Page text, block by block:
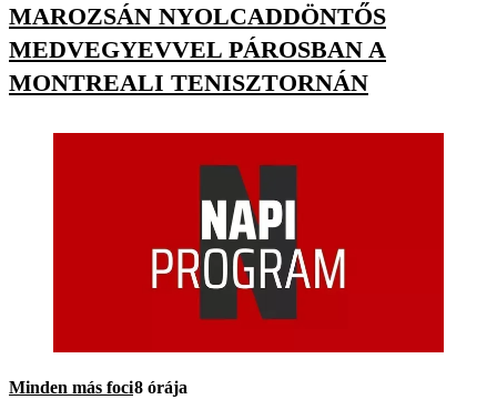
MAROZSÁN NYOLCADDÖNTŐS
MEDVEGYEVVEL PÁROSBAN A
MONTREALI TENISZTORNÁN
Minden más foci8 órája